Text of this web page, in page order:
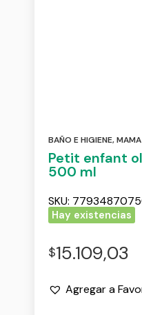
BAÑO E HIGIENE,
Petit enfant
500 ml
SKU:
Hay existencias
$15.109,03
Agregar a